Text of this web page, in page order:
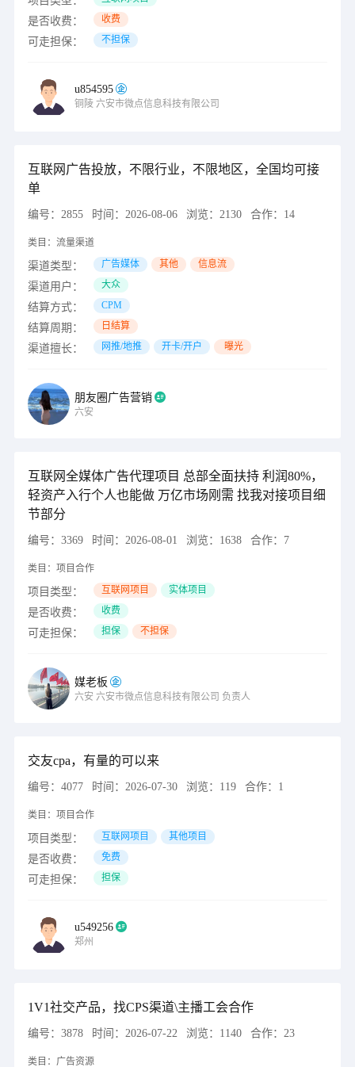
是否收费： 收费
可走担保： 不担保
u854595
铜陵 六安市微点信息科技有限公司
互联网广告投放，不限行业，不限地区，全国均可接
单
编号： 2855 时间： 2026-08-06 浏览： 2130 合作： 14
类目： 流量渠道
渠道类型： 广告媒体 其他 信息流
渠道用户： 大众
结算方式： CPM
结算周期： 日结算
渠道擅长： 网推/地推 开卡/开户 曝光
朋友圈广告营销
六安
互联网全媒体广告代理项目 总部全面扶持 利润80%，
轻资产入行个人也能做 万亿市场刚需 找我对接项目细
节部分
编号： 3369 时间： 2026-08-01 浏览： 1638 合作： 7
类目： 项目合作
项目类型： 互联网项目 实体项目
是否收费： 收费
可走担保： 担保 不担保
媒老板
六安 六安市微点信息科技有限公司 负责人
交友cpa，有量的可以来
编号： 4077 时间： 2026-07-30 浏览： 119 合作： 1
类目： 项目合作
项目类型： 互联网项目 其他项目
是否收费： 免费
可走担保： 担保
u549256
郑州
1V1社交产品，找CPS渠道\主播工会合作
编号： 3878 时间： 2026-07-22 浏览： 1140 合作： 23
类目： 广告资源